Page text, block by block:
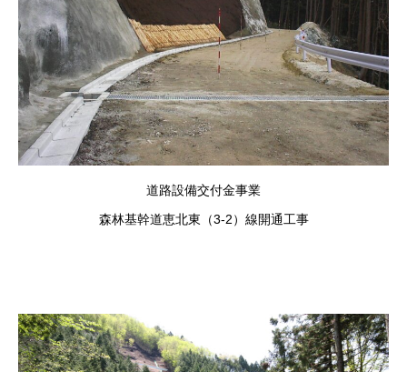
道路設備交付金事業
森林基幹道恵北東（3-2）線開通工事